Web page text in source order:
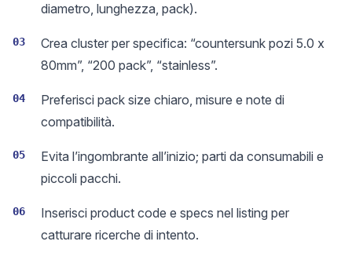
diametro, lunghezza, pack).
03
Crea cluster per specifica: “countersunk pozi 5.0 x
80mm”, “200 pack”, “stainless”.
04
Preferisci pack size chiaro, misure e note di
compatibilità.
05
Evita l’ingombrante all’inizio; parti da consumabili e
piccoli pacchi.
06
Inserisci product code e specs nel listing per
catturare ricerche di intento.